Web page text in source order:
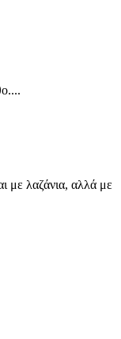
με λαζάνια, αλλά με